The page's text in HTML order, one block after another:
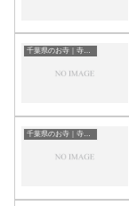
千葉県のお寺｜寺院一覧
千葉県のお寺｜寺院一覧